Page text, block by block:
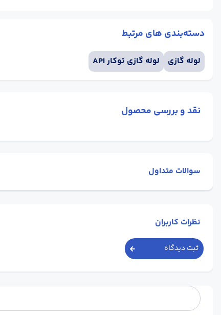
دسته‌بندی های مرتبط
لوله گازی لوله گازی توکار API
نقد و بررسی محصول
سوالات متداول
نظرات کاربران
ثبت دیدگاه